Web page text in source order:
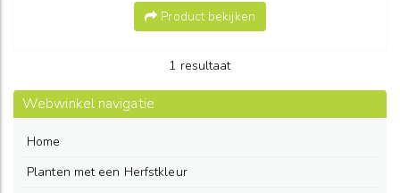
Product bekijken
1 resultaat
Webwinkel navigatie
Home
Planten met een Herfstkleur